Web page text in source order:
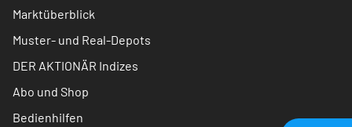
Marktüberblick
Muster- und Real-Depots
DER AKTIONÄR Indizes
Abo und Shop
Bedienhilfen